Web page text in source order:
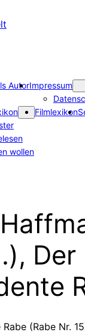
AutorImpressum
wollen
Filmlexikon
Der
(Rabe Nr.